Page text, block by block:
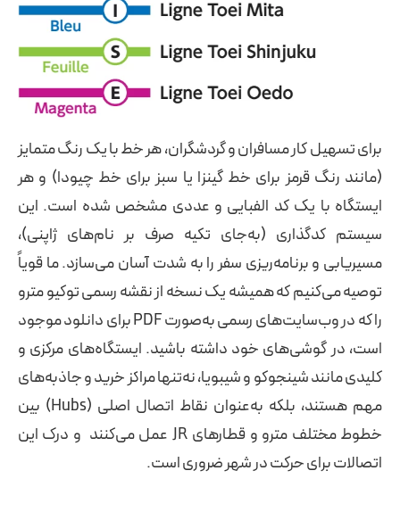
برای تسهیل کار مسافران و گردشگران، هر خط با یک رنگ متمایز
(مانند رنگ قرمز برای خط گینزا یا سبز برای خط چیودا) و هر
ایستگاه با یک کد الفبایی و عددی مشخص شده است. این
سیستم کدگذاری (به‌جای تکیه صرف بر نام‌های ژاپنی)،
مسیریابی و برنامه‌ریزی سفر را به شدت آسان می‌سازد. ما قویاً
توصیه می‌کنیم که همیشه یک نسخه از نقشه رسمی توکیو مترو
را که در وب‌سایت‌های رسمی به‌صورت PDF برای دانلود موجود
است، در گوشی‌های خود داشته باشید. ایستگاه‌های مرکزی و
کلیدی مانند شینجوکو و شیبویا، نه‌تنها مراکز خرید و جاذبه‌های
مهم هستند، بلکه به‌عنوان نقاط اتصال اصلی (Hubs) بین
خطوط مختلف مترو و قطارهای JR عمل می‌کنند و درک این
اتصالات برای حرکت در شهر ضروری است.